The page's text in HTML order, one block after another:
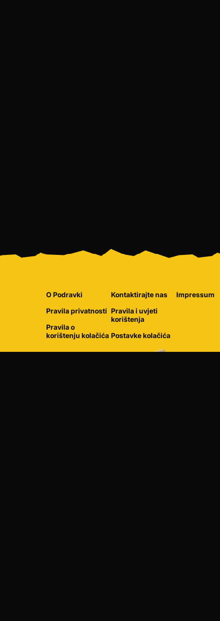
O Podravki
Pravila privatnosti
Pravila o
korištenju kolačića
Kontaktirajte nas
Pravila i uvjeti
korištenja
Postavke kolačića
Impressum